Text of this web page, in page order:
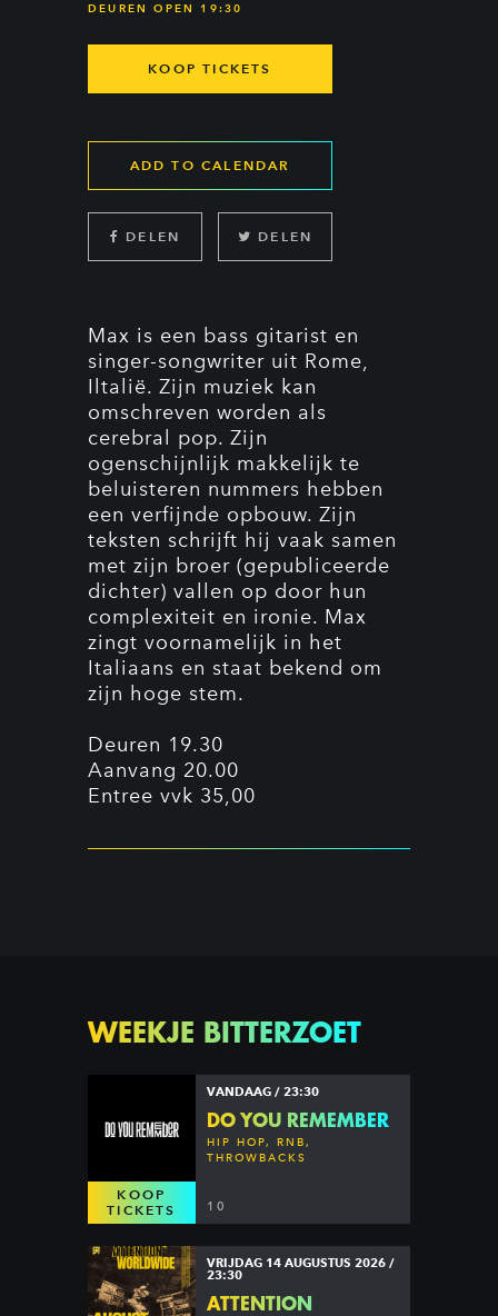
DEUREN OPEN 19:30
KOOP TICKETS
ADD TO CALENDAR
DELEN DELEN
Max is een bass gitarist en
singer-songwriter uit Rome,
Iltalië. Zijn muziek kan
omschreven worden als
cerebral pop. Zijn
ogenschijnlijk makkelijk te
beluisteren nummers hebben
een verfijnde opbouw. Zijn
teksten schrijft hij vaak samen
met zijn broer (gepubliceerde
dichter) vallen op door hun
complexiteit en ironie. Max
zingt voornamelijk in het
Italiaans en staat bekend om
zijn hoge stem.
Deuren 19.30
Aanvang 20.00
Entree vvk 35,00
WEEKJE BITTERZOET
KOOP
TICKETS
VANDAAG / 23:30
DO YOU REMEMBER
HIP HOP, RNB,
THROWBACKS
10
VRIJDAG 14 AUGUSTUS 2026 /
23:30
ATTENTION